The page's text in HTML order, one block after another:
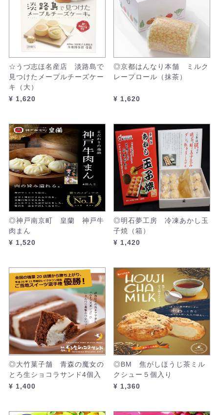
☆うづ志ほ名産店 淡路島で
見つけたメープルチーズケー
キ（大）
¥ 1,620
◎京都はんなり本舗 ミルク
レープロール（抹茶）
¥ 1,620
◎神戸南京町 皇蘭 神戸牛
肉まん
¥ 1,520
◎明石夢工房 冷凍あかし玉
子焼（箱）
¥ 1,420
◎大竹菓子舗 青森の魔女の
とろ生ショコラサンド4個入
¥ 1,400
◎BM 焦がしほうじ茶ミル
クシュー５個入り
¥ 1,360